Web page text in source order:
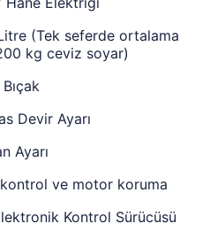
(Tek seferde ortalama
kg ceviz soyar)
Devir Ayarı
Ayarı
ve motor koruma
Kontrol Sürücüsü